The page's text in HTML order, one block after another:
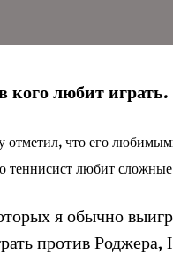
кого любит играть.
отметил, что его
теннисист любит сложные
я обычно
против